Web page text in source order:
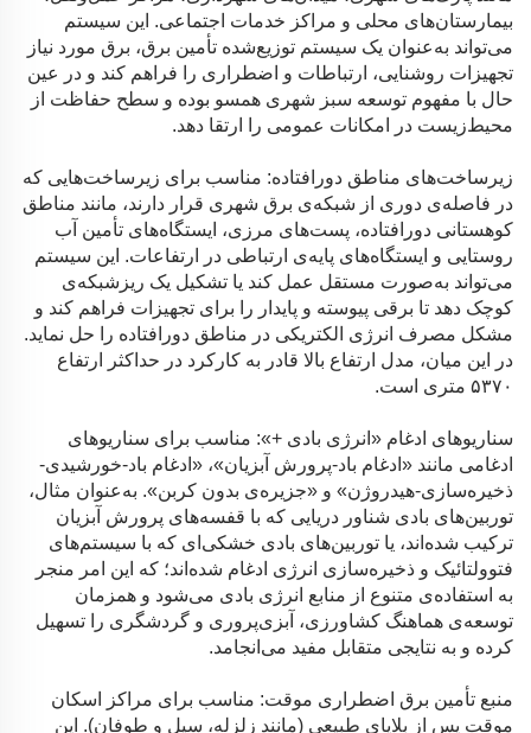
بیمارستان‌های محلی و مراکز خدمات اجتماعی. این سیستم
می‌تواند به‌عنوان یک سیستم توزیع‌شده تأمین برق، برق مورد نیاز
تجهیزات روشنایی، ارتباطات و اضطراری را فراهم کند و در عین
حال با مفهوم توسعه سبز شهری همسو بوده و سطح حفاظت از
محیط‌زیست در امکانات عمومی را ارتقا دهد.
زیرساخت‌های مناطق دورافتاده: مناسب برای زیرساخت‌هایی که
در فاصله‌ی دوری از شبکه‌ی برق شهری قرار دارند، مانند مناطق
کوهستانی دورافتاده، پست‌های مرزی، ایستگاه‌های تأمین آب
روستایی و ایستگاه‌های پایه‌ی ارتباطی در ارتفاعات. این سیستم
می‌تواند به‌صورت مستقل عمل کند یا تشکیل یک ریزشبکه‌ی
کوچک دهد تا برقی پیوسته و پایدار را برای تجهیزات فراهم کند و
مشکل مصرف انرژی الکتریکی در مناطق دورافتاده را حل نماید.
در این میان، مدل ارتفاع بالا قادر به کارکرد در حداکثر ارتفاع
۵۳۷۰ متری است.
سناریوهای ادغام «انرژی بادی +»: مناسب برای سناریوهای
ادغامی مانند «ادغام باد-پرورش آبزیان»، «ادغام باد-خورشیدی-
ذخیره‌سازی-هیدروژن» و «جزیره‌ی بدون کربن». به‌عنوان مثال،
توربین‌های بادی شناور دریایی که با قفسه‌های پرورش آبزیان
ترکیب شده‌اند، یا توربین‌های بادی خشکی‌ای که با سیستم‌های
فتوولتائیک و ذخیره‌سازی انرژی ادغام شده‌اند؛ که این امر منجر
به استفاده‌ی متنوع از منابع انرژی بادی می‌شود و همزمان
توسعه‌ی هماهنگ کشاورزی، آبزی‌پروری و گردشگری را تسهیل
کرده و به نتایجی متقابل مفید می‌انجامد.
منبع تأمین برق اضطراری موقت: مناسب برای مراکز اسکان
موقت پس از بلایای طبیعی (مانند زلزله، سیل و طوفان). این